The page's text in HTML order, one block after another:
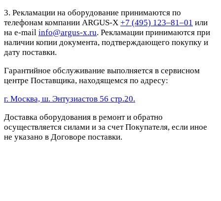
3. Рекламации на оборудование принимаются по
телефонам компании ARGUS-X +7 (495) 123–81–01 или
на e-mail info@argus-x.ru. Рекламации принимаются при
наличии копии документа, подтверждающего покупку и
дату поставки.
Гарантийное обслуживание выполняется в сервисном
центре Поставщика, находящемся по адресу:
г. Москва, ш. Энтузиастов 56 стр.20.
Доставка оборудования в ремонт и обратно
осуществляется силами и за счет Покупателя, если иное
не указано в Договоре поставки.